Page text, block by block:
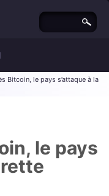
Bitcoin, le pays s’attaque à la
le pays